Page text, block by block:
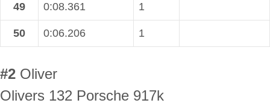
49 0:08.361 1
50 0:06.206 1
#2 Oliver
Olivers 132 Porsche 917k